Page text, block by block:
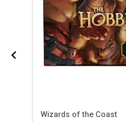
Wizards of the Coast